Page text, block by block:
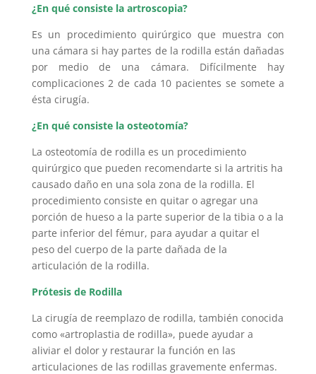
¿En qué consiste la artroscopia?
Es un procedimiento quirúrgico que muestra con
una cámara si hay partes de la rodilla están dañadas
por medio de una cámara. Difícilmente hay
complicaciones 2 de cada 10 pacientes se somete a
ésta cirugía.
¿En qué consiste la osteotomía?
La osteotomía de rodilla es un procedimiento
quirúrgico que pueden recomendarte si la artritis ha
causado daño en una sola zona de la rodilla. El
procedimiento consiste en quitar o agregar una
porción de hueso a la parte superior de la tibia o a la
parte inferior del fémur, para ayudar a quitar el
peso del cuerpo de la parte dañada de la
articulación de la rodilla.
Prótesis de Rodilla
La cirugía de reemplazo de rodilla, también conocida
como «artroplastia de rodilla», puede ayudar a
aliviar el dolor y restaurar la función en las
articulaciones de las rodillas gravemente enfermas.